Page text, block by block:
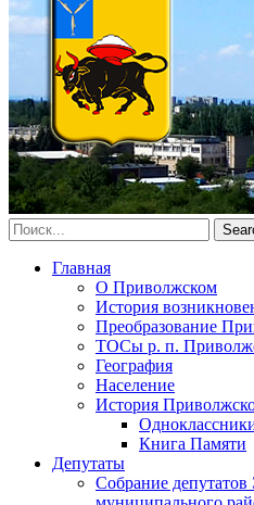
Главная
О Приволжском
История
Преобразование
ТОСы р. п.
География
Население
История
Книга Памяти
Депутаты
Собрание депутатов